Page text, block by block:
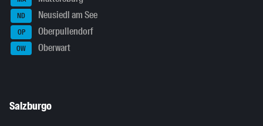
ND Neusiedl am See
OP Oberpullendorf
OW Oberwart
Salzburgo